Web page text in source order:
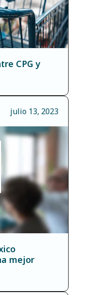
CPG y
julio 13, 2023
mejor